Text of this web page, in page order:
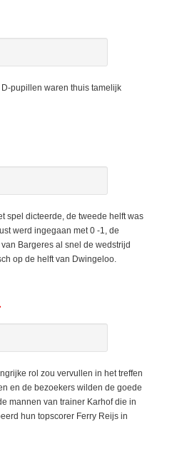
pupillen waren thuis tamelijk
spel dicteerde, de tweede helft was
werd ingegaan met 0 -1, de
Bargeres al snel de wedstrijd
op de helft van Dwingeloo.
rol zou vervullen in het treffen
en de bezoekers wilden de goede
mannen van trainer Karhof die in
hun topscorer Ferry Reijs in